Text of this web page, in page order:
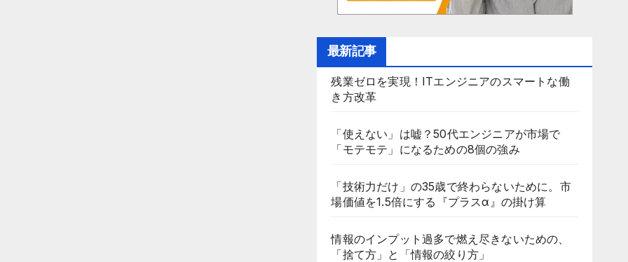
最新記事
残業ゼロを実現！ITエンジニアのスマートな働
き方改革
「使えない」は嘘？50代エンジニアが市場で
「モテモテ」になるための8個の強み
「技術力だけ」の35歳で終わらないために。市
場価値を1.5倍にする『プラスα』の掛け算
情報のインプット過多で燃え尽きないための、
「捨て方」と「情報の絞り方」